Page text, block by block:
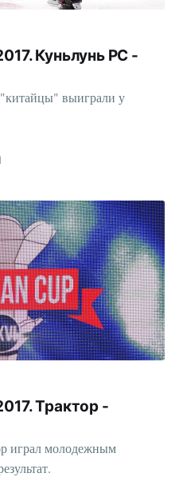
Куньлунь РС -
выиграли у
Трактор -
играл молодежным